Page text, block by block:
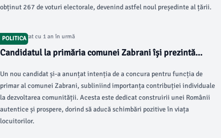
obținut 267 de voturi electorale, devenind astfel noul președinte al țării.
POLITICA
Articol postat cu 1 an în urmă
Candidatul la primăria comunei Zabrani își prezintă
Un nou candidat și-a anunțat intenția de a concura pentru funcția de
primar al comunei Zabrani, subliniind importanța contribuției individuale
la dezvoltarea comunității. Acesta este dedicat construirii unei Românii
autentice și prospere, dorind să aducă schimbări pozitive în viața
locuitorilor.